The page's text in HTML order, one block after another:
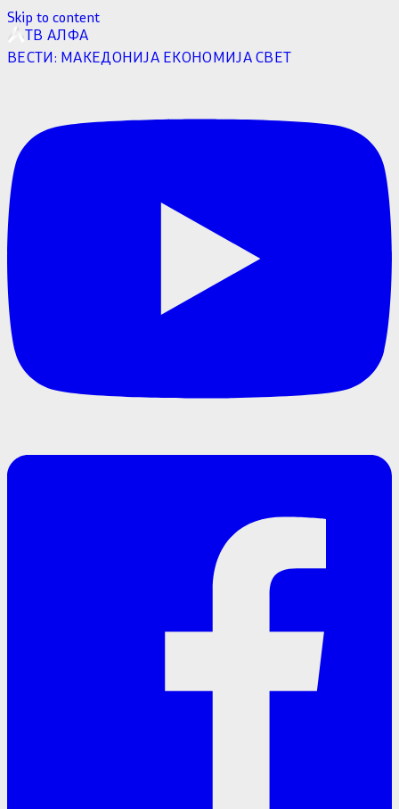
Skip to content
ТВ АЛФА
ВЕСТИ: МАКЕДОНИЈА ЕКОНОМИЈАСВЕТ